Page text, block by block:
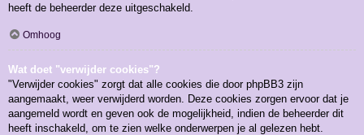
heeft de beheerder deze uitgeschakeld.
Omhoog
Wat doet "verwijder cookies"?
"Verwijder cookies" zorgt dat alle cookies die door phpBB3 zijn
aangemaakt, weer verwijderd worden. Deze cookies zorgen ervoor dat je
aangemeld wordt en geven ook de mogelijkheid, indien de beheerder dit
heeft inschakeld, om te zien welke onderwerpen je al gelezen hebt.